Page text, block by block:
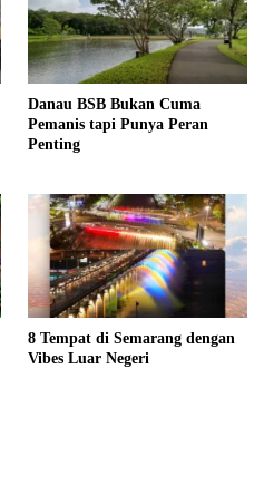
Danau BSB Bukan Cuma
Pemanis tapi Punya Peran
Penting
8 Tempat di Semarang dengan
Vibes Luar Negeri